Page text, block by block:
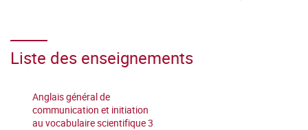
Liste des enseignements
Anglais général de
communication et initiation
au vocabulaire scientifique 3